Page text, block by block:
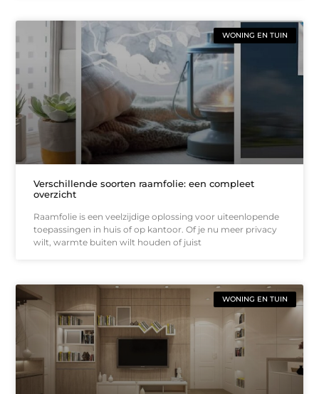
WONING EN TUIN
Verschillende soorten raamfolie: een compleet
overzicht
Raamfolie is een veelzijdige oplossing voor uiteenlopende
toepassingen in huis of op kantoor. Of je nu meer privacy
wilt, warmte buiten wilt houden of juist
WONING EN TUIN